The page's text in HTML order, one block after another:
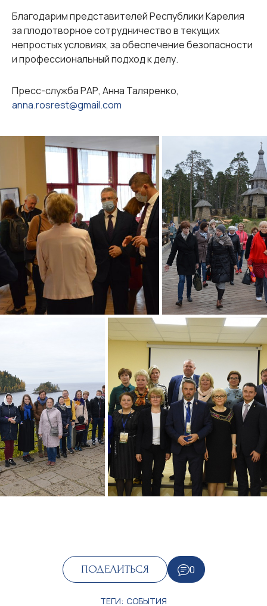
Благодарим представителей Республики Карелия
за плодотворное сотрудничество в текущих
непростых условиях, за обеспечение безопасности
и профессиональный подход к делу.
Пресс-служба РАР, Анна Таляренко,
anna.rosrest@gmail.com
ПОДЕЛИТЬСЯ 0
ТЕГИ: СОБЫТИЯ